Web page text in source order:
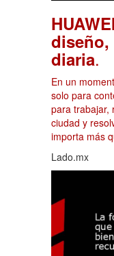
diaria.
En un
solo para
para trabajar,
ciudad y
importa más
Lado.mx